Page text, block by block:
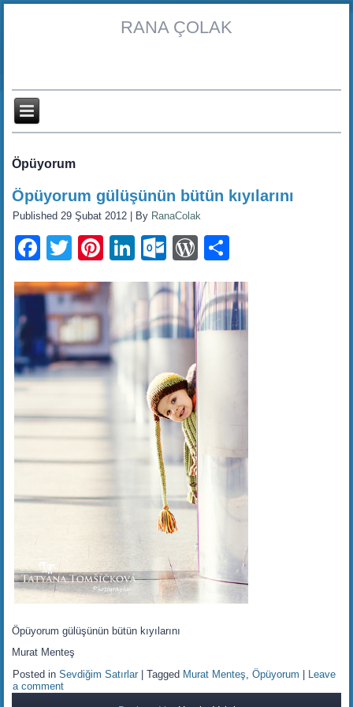
RANA ÇOLAK
Öpüyorum
Öpüyorum gülüşünün bütün kıyılarını
Published 29 Şubat 2012 By RanaColak
Facebook
TwitterPinterest
LinkedIn
Outlook.com
WordPress
Öpüyorum gülüşünün bütün kıyılarını
Murat Menteş
Posted in Sevdiğim Satırlar |Tagged Murat Menteş,Öpüyorum
Leave
a comment